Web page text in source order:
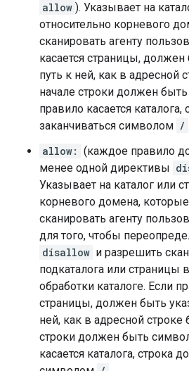
allow ). Указывает на
относительно корневого
сканировать агенту
касается страницы,
путь к ней, как в адресной
начале строки должен
правило касается
заканчиваться символом / .
allow: (каждое правило
менее одной директивы
Указывает на каталог или
корневого домена,
сканировать агенту
для того, чтобы
disallow и разрешить
подкаталога или страницы
обработки каталоге. Если
страницы, должен быть
ней, как в адресной строке
строки должен быть
касается каталога, строка